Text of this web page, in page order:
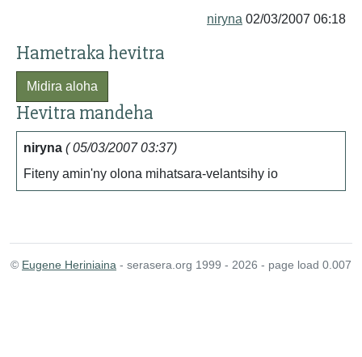
niryna 02/03/2007 06:18
Hametraka hevitra
Midira aloha
Hevitra mandeha
niryna ( 05/03/2007 03:37)
Fiteny amin'ny olona mihatsara-velantsihy io
© Eugene Heriniaina - serasera.org 1999 - 2026 - page load 0.007